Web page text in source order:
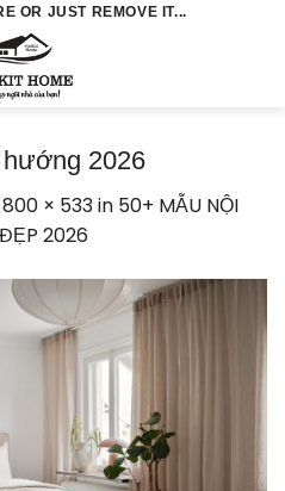
OR JUST REMOVE IT...
2026
800 × 533in 50+ MẪU NỘI
2026